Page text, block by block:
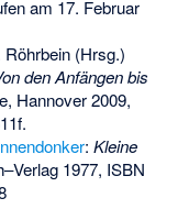
am 17. Februar
Röhrbein (Hrsg.)
den Anfängen bis
Hannover 2009,
:Kleine
1977, ISBN